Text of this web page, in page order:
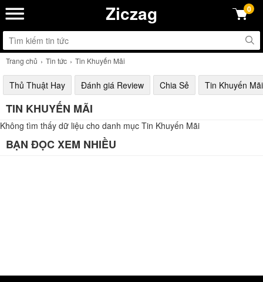
Ziczag 0
Trang chủ Tin tức Tin Khuyến Mãi
Thủ Thuật Hay Đánh giá Review Chia Sẻ Tin Khuyến Mãi
TIN KHUYẾN MÃI
Không tìm thấy dữ liệu cho danh mục Tin Khuyến Mãi
BẠN ĐỌC XEM NHIỀU